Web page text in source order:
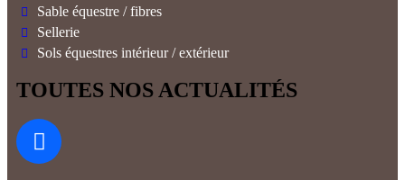
Sable équestre / fibres
Sellerie
Sols équestres intérieur / extérieur
TOUTES NOS ACTUALITÉS